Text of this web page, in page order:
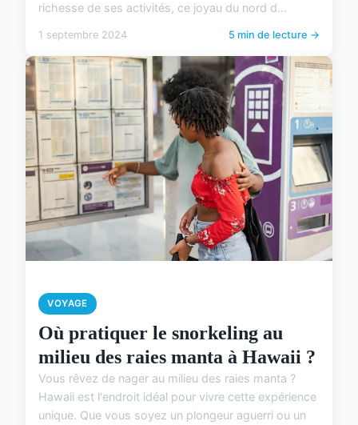
richesse de ses activités, ce joyau du nord d...
1 septembre 2024 5 min de lecture →
VOYAGE
Où pratiquer le snorkeling au
milieu des raies manta à Hawaii ?
Vous rêvez de nager au milieu des raies manta ?
Hawaii est l'endroit idéal pour vivre cette expérience
unique. Que vous soyez un plongeur aguerri ou un